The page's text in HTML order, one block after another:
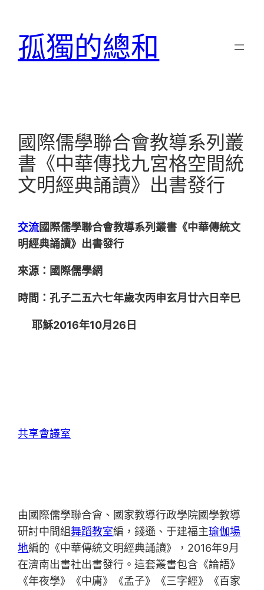
孤獨的總和
國際儒學聯合會教導系列叢
書《中華傳找九宮格空間統
文明經典誦讀》出書發行
交流國際儒學聯合會教導系列叢書《中華傳統文
明經典誦讀》出書發行
來源：國際儒學網
時間：孔子二五六七年歲次丙申玄月廿六日辛巳
耶穌2016年10月26日
共享會議室
由國際儒學聯合會、國家教導行政學院國學教導
研討中間組舞蹈教室編，錢遜、于建福主瑜伽場
地編的《中華傳統文明經典誦讀》，2016年9月
在濟南出書社出書發行。這套叢書包含《論語》
《年夜學》《中庸》《孟子》《三字經》《百家